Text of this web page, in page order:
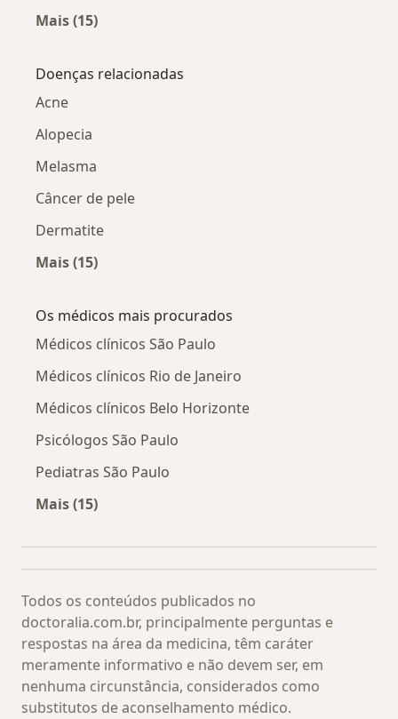
Mais (15)
Doenças relacionadas
Acne
Alopecia
Melasma
Câncer de pele
Dermatite
Mais (15)
Os médicos mais procurados
Médicos clínicos São Paulo
Médicos clínicos Rio de Janeiro
Médicos clínicos Belo Horizonte
Psicólogos São Paulo
Pediatras São Paulo
Mais (15)
Todos os conteúdos publicados no
doctoralia.com.br, principalmente perguntas e
respostas na área da medicina, têm caráter
meramente informativo e não devem ser, em
nenhuma circunstância, considerados como
substitutos de aconselhamento médico.